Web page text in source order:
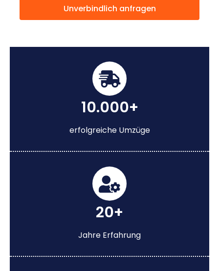
Unverbindlich anfragen
10.000+
erfolgreiche Umzüge
20+
Jahre Erfahrung